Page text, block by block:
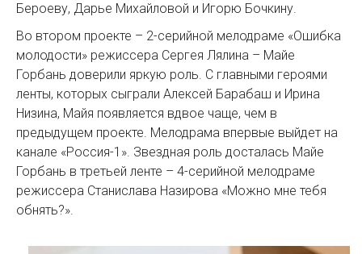
Бероеву, Дарье Михайловой и Игорю Бочкину.
Во втором проекте – 2-серийной мелодраме «Ошибка
молодости» режиссера Сергея Лялина – Майе
Горбань доверили яркую роль. С главными героями
ленты, которых сыграли Алексей Барабаш и Ирина
Низина, Майя появляется вдвое чаще, чем в
предыдущем проекте. Мелодрама впервые выйдет на
канале «Россия-1». Звездная роль досталась Майе
Горбань в третьей ленте – 4-серийной мелодраме
режиссера Станислава Назирова «Можно мне тебя
обнять?».